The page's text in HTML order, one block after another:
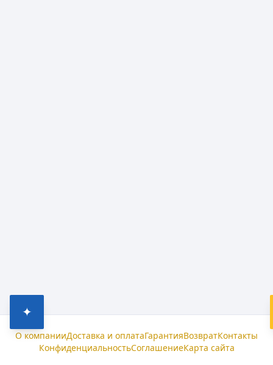
✦
О компанииДоставка и оплатаГарантияВозвратКонтакты
КонфиденциальностьСоглашениеКарта сайта